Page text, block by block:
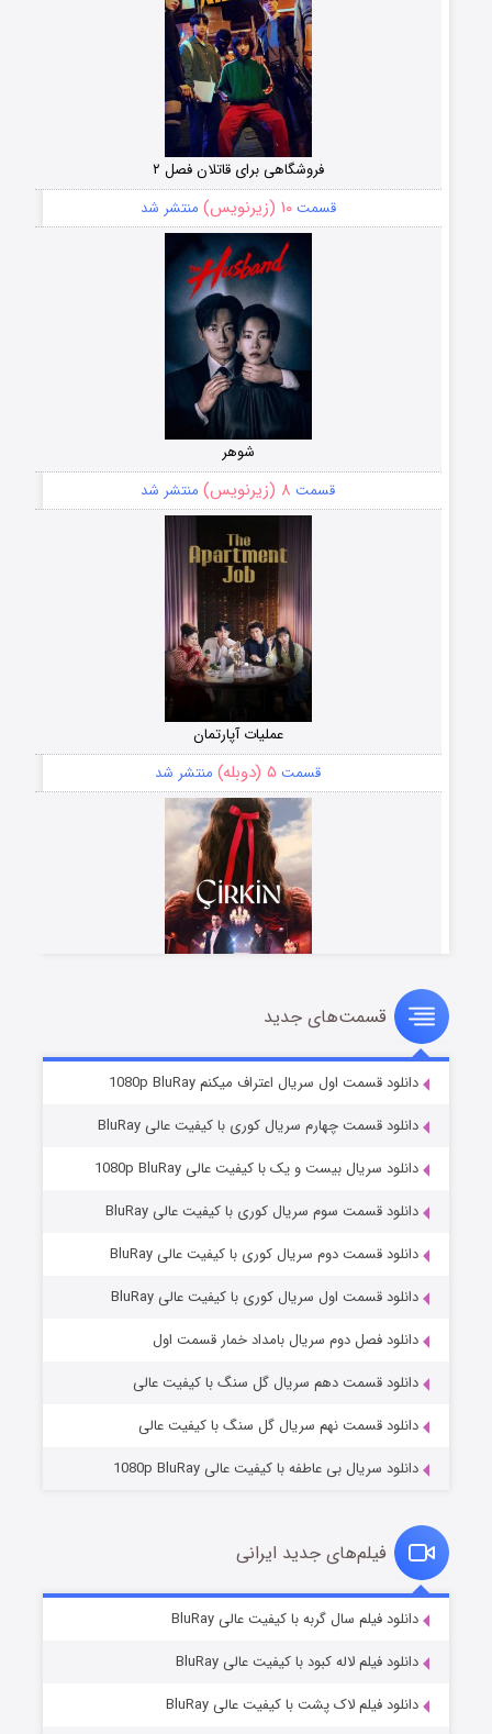
فروشگاهی برای قاتلان فصل ۲
قسمت۱۰ (زیرنویس) منتشر شد
شوهر
قسمت ۸ (زیرنویس) منتشر شد
عملیات آپارتمان
قسمت ۵ (دوبله) منتشر شد
سریال زشت
قسمت۲ (زیرنویس) منتشر شد
مردگان متحرک: شهر مرده ۳
قسمت۲ (زیرنویس) منتشر شد
قسمت۷ (زیرنویس) منتشر شد
قسمت‌های جدید
دانلود قسمت اول سریال اعتراف میکنم 1080p BluRay
دانلود قسمت چهارم سریال کوری با کیفیت عالی BluRay
دانلود سریال بیست و یک با کیفیت عالی 1080p BluRay
دانلود قسمت سوم سریال کوری با کیفیت عالی BluRay
دانلود قسمت دوم سریال کوری با کیفیت عالی BluRay
دانلود قسمت اول سریال کوری با کیفیت عالی BluRay
دانلود فصل دوم سریال بامداد خمار قسمت اول
دانلود قسمت دهم سریال گل سنگ با کیفیت عالی
دانلود قسمت نهم سریال گل سنگ با کیفیت عالی
دانلود سریال بی عاطفه با کیفیت عالی 1080p BluRay
فیلم‌های جدید ایرانی
دانلود فیلم سال گربه با کیفیت عالی BluRay
دانلود فیلم لاله کبود با کیفیت عالی BluRay
دانلود فیلم لاک پشت با کیفیت عالی BluRay